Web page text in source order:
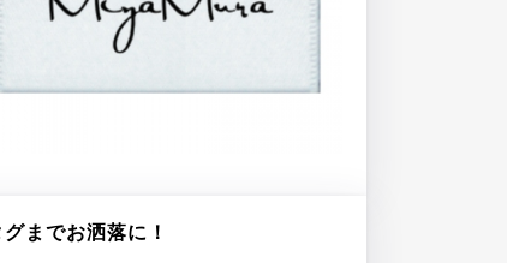
までお洒落に！